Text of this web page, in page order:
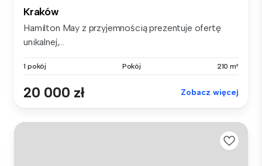
Kraków
Hamilton May z przyjemnością prezentuje ofertę
unikalnej,...
1 pokój Pokój 210 m²
20 000 zł Zobacz więcej